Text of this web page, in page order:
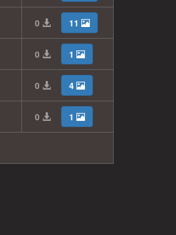
0 11
0 1
0 4
0 1